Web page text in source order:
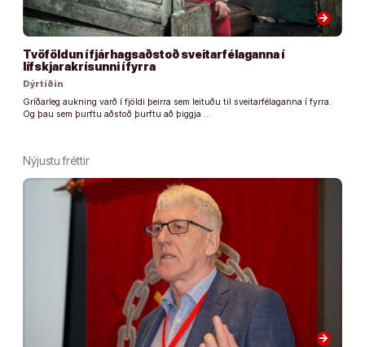
arrow_forward
Tvöföldun í fjárhagsaðstoð sveitarfélaganna í
lífskjarakrísunni í fyrra
Dýrtíðin
Gríðarleg aukning varð í fjöldi þeirra sem leituðu til sveitarfélaganna í fyrra.
Og þau sem þurftu aðstoð þurftu að þiggja …
Nýjustu fréttir
arrow_forward